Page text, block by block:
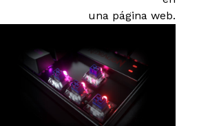
una página web.